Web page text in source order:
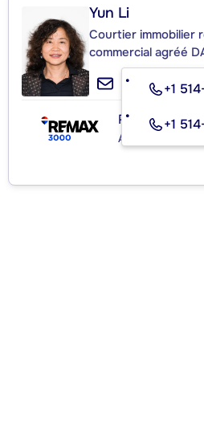
Yun Li
Courtier immobilier
commercial agréé
+1
+1
RE/MAX
Agence